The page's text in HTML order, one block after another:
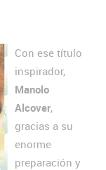
Con ese título
inspirador,
Manolo
Alcover,
gracias a su
enorme
preparación y